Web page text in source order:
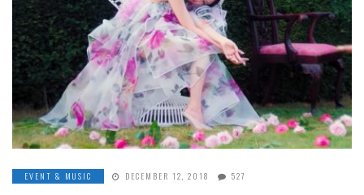
EVENT & MUSIC DECEMBER 12, 2018 527